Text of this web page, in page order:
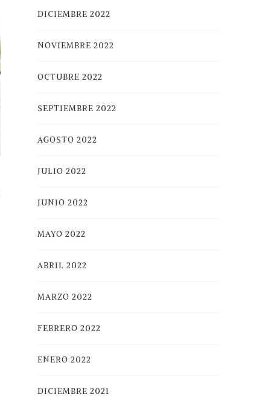
DICIEMBRE 2022
NOVIEMBRE 2022
OCTUBRE 2022
SEPTIEMBRE 2022
AGOSTO 2022
JULIO 2022
JUNIO 2022
MAYO 2022
ABRIL 2022
MARZO 2022
FEBRERO 2022
ENERO 2022
DICIEMBRE 2021